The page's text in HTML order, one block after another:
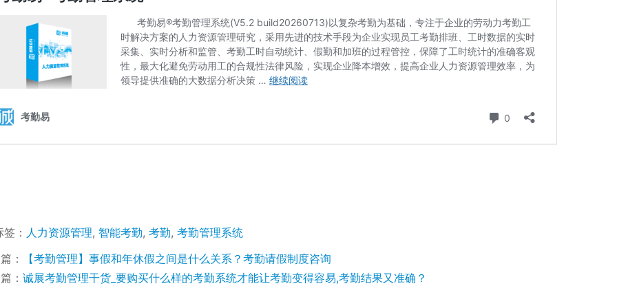
： 人力资源管理, 智能考勤, 考勤, 考勤管理系统
：
【考勤管理】事假和年休假之间是什么关系？考勤请假制度咨询
： 诚展考勤管理干货_要购买什么样的考勤系统才能让考勤变得容易,考勤结果又准确？